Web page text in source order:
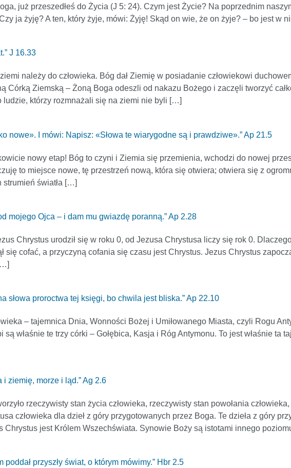
już przeszedłeś do Życia (J 5: 24). Czym jest Życie? Na poprzednim
ja żyję? A ten, który żyje, mówi: Żyję! Skąd on wie, że on żyje? – bo jest w
J 16.33
należy do człowieka. Bóg dał Ziemię w posiadanie człowiekowi
Córką Ziemską – Żoną Boga odeszli od nakazu Bożego i zaczęli tworzyć
ludzie, którzy rozmnażali się na ziemi nie byli […]
nowe». I mówi: Napisz: «Słowa te wiarygodne są i prawdziwe».” Ap 21.5
nowy etap! Bóg to czyni i Ziemia się przemienia, wchodzi do nowej
to miejsce nowe, tę przestrzeń nową, która się otwiera; otwiera się z
strumień światła […]
mojego Ojca – i dam mu gwiazdę poranną.” Ap 2.28
Chrystus urodził się w roku 0, od Jezusa Chrystusa liczy się rok 0.
się cofać, a przyczyną cofania się czasu jest Chrystus. Jezus Chrystus
słowa proroctwa tej księgi, bo chwila jest bliska.” Ap 22.10
– tajemnica Dnia, Wonności Bożej i Umiłowanego Miasta, czyli Rogu
są właśnie te trzy córki – Gołębica, Kasja i Róg Antymonu. To jest właśnie ta
i ziemię, morze i ląd.” Ag 2.6
rzeczywisty stan życia człowieka, rzeczywisty stan powołania
człowieka dla dzieł z góry przygotowanych przez Boga. Te dzieła z góry
Chrystus jest Królem Wszechświata. Synowie Boży są istotami innego
poddał przyszły świat, o którym mówimy.” Hbr 2.5